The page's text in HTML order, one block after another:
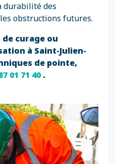
durabilité des
obstructions futures.
curage ou
à Saint-Julien-
de pointe,
01 71 40.